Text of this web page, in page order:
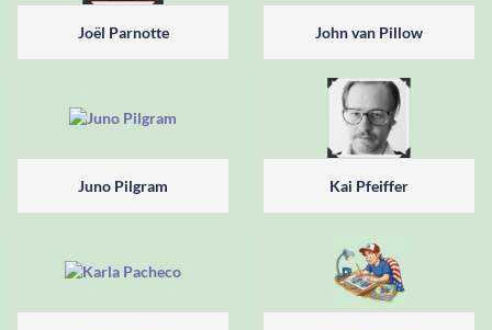
Joël Parnotte John van Pillow
Juno Pilgram Kai Pfeiffer